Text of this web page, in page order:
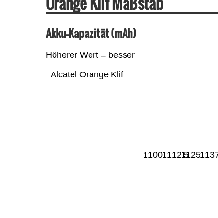
Akku-Kapazität (mAh)
Höherer Wert = besser
Alcatel Orange Klif
11001112.51125